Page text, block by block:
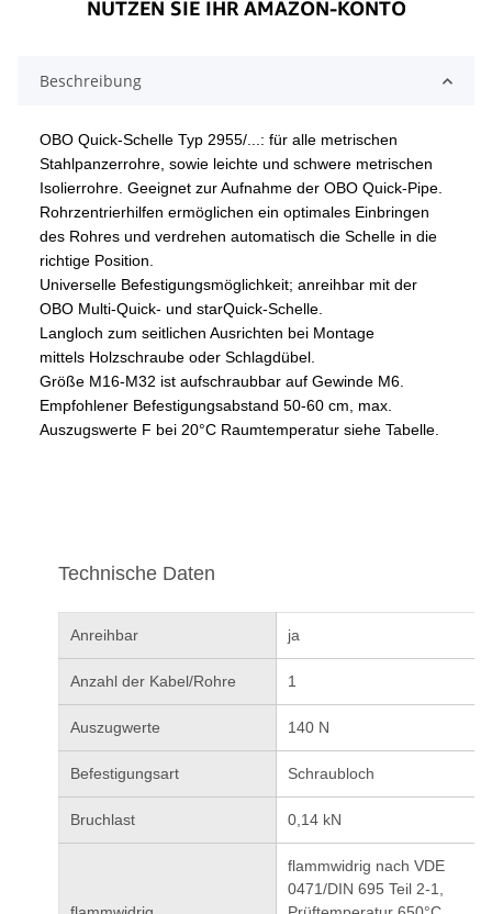
Beschreibung
OBO Quick-Schelle Typ 2955/...: für alle metrischen
Stahlpanzerrohre, sowie leichte und schwere metrischen
Isolierrohre. Geeignet zur Aufnahme der OBO Quick-Pipe.
Rohrzentrierhilfen ermöglichen ein optimales Einbringen
des Rohres und verdrehen automatisch die Schelle in die
richtige Position.
Universelle Befestigungsmöglichkeit; anreihbar mit der
OBO Multi-Quick- und starQuick-Schelle.
Langloch zum seitlichen Ausrichten bei Montage
mittels Holzschraube oder Schlagdübel.
Größe M16-M32 ist aufschraubbar auf Gewinde M6.
Empfohlener Befestigungsabstand 50-60 cm, max.
Auszugswerte F bei 20°C Raumtemperatur siehe Tabelle.
Technische Daten
Anreihbar ja
Anzahl der Kabel/Rohre 1
Auszugwerte 140 N
Befestigungsart Schraubloch
Bruchlast 0,14 kN
flammwidrig nach VDE
0471/DIN 695 Teil 2-1,